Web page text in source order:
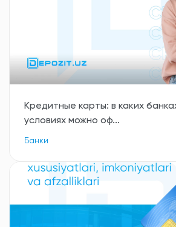
Кредитные карты: в каких
условиях можно оф...
Банки